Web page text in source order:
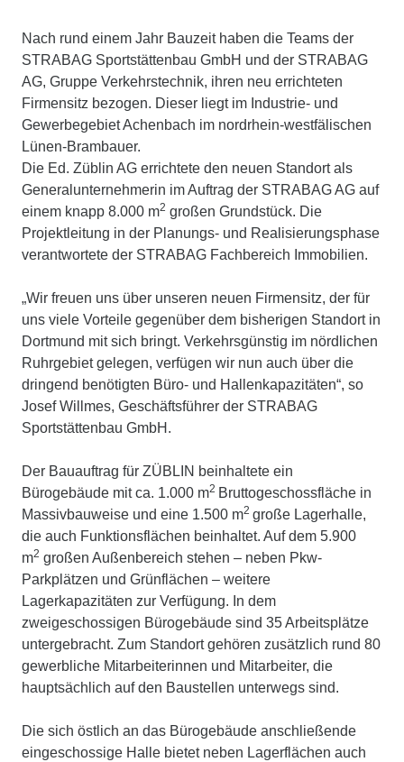
Nach rund einem Jahr Bauzeit haben die Teams der
STRABAG Sportstättenbau GmbH und der STRABAG
AG, Gruppe Verkehrstechnik, ihren neu errichteten
Firmensitz bezogen. Dieser liegt im Industrie- und
Gewerbegebiet Achenbach im nordrhein-westfälischen
Lünen-Brambauer.
Die Ed. Züblin AG errichtete den neuen Standort als
Generalunternehmerin im Auftrag der STRABAG AG auf
einem knapp 8.000 m2 großen Grundstück. Die
Projektleitung in der Planungs- und Realisierungsphase
verantwortete der STRABAG Fachbereich Immobilien.
„Wir freuen uns über unseren neuen Firmensitz, der für
uns viele Vorteile gegenüber dem bisherigen Standort in
Dortmund mit sich bringt. Verkehrsgünstig im nördlichen
Ruhrgebiet gelegen, verfügen wir nun auch über die
dringend benötigten Büro- und Hallenkapazitäten“, so
Josef Willmes, Geschäftsführer der STRABAG
Sportstättenbau GmbH.
Der Bauauftrag für ZÜBLIN beinhaltete ein
Bürogebäude mit ca. 1.000 m2 Bruttogeschossfläche in
Massivbauweise und eine 1.500 m2 große Lagerhalle,
die auch Funktionsflächen beinhaltet. Auf dem 5.900
m2 großen Außenbereich stehen – neben Pkw-
Parkplätzen und Grünflächen – weitere
Lagerkapazitäten zur Verfügung. In dem
zweigeschossigen Bürogebäude sind 35 Arbeitsplätze
untergebracht. Zum Standort gehören zusätzlich rund 80
gewerbliche Mitarbeiterinnen und Mitarbeiter, die
hauptsächlich auf den Baustellen unterwegs sind.
Die sich östlich an das Bürogebäude anschließende
eingeschossige Halle bietet neben Lagerflächen auch